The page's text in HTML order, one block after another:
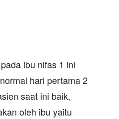
ibu nifas 1 ini
hari pertama 2
saat ini baik,
oleh ibu yaitu